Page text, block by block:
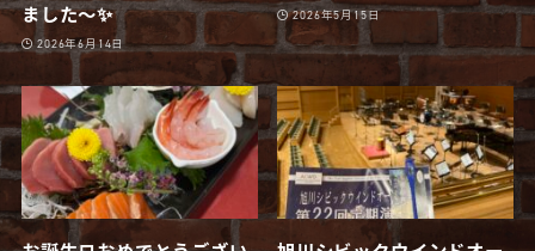
ました〜✨
2026年6月14日
2026年5月15日